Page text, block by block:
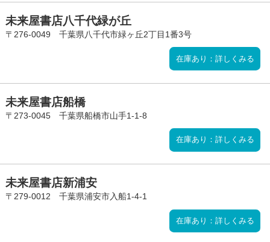
未来屋書店八千代緑が丘
〒276-0049 千葉県八千代市緑ヶ丘2丁目1番3号
在庫あり：詳しくみる
未来屋書店船橋
〒273-0045 千葉県船橋市山手1-1-8
在庫あり：詳しくみる
未来屋書店新浦安
〒279-0012 千葉県浦安市入船1-4-1
在庫あり：詳しくみる